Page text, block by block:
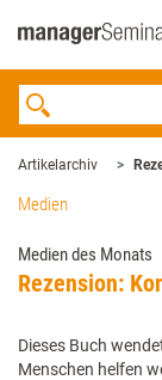
Artikelarchiv
Medien
Medien des Monats
Rezension:
Dieses Buch
Menschen helfen